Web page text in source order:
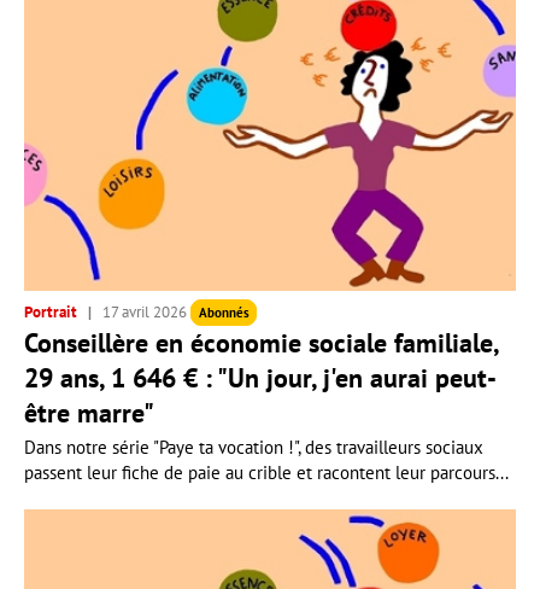
Portrait 17 avril 2026 Abonnés
Conseillère en économie sociale familiale,
29 ans, 1 646 € : "Un jour, j'en aurai peut-
être marre"
Dans notre série "Paye ta vocation !", des travailleurs sociaux
passent leur fiche de paie au crible et racontent leur parcours...